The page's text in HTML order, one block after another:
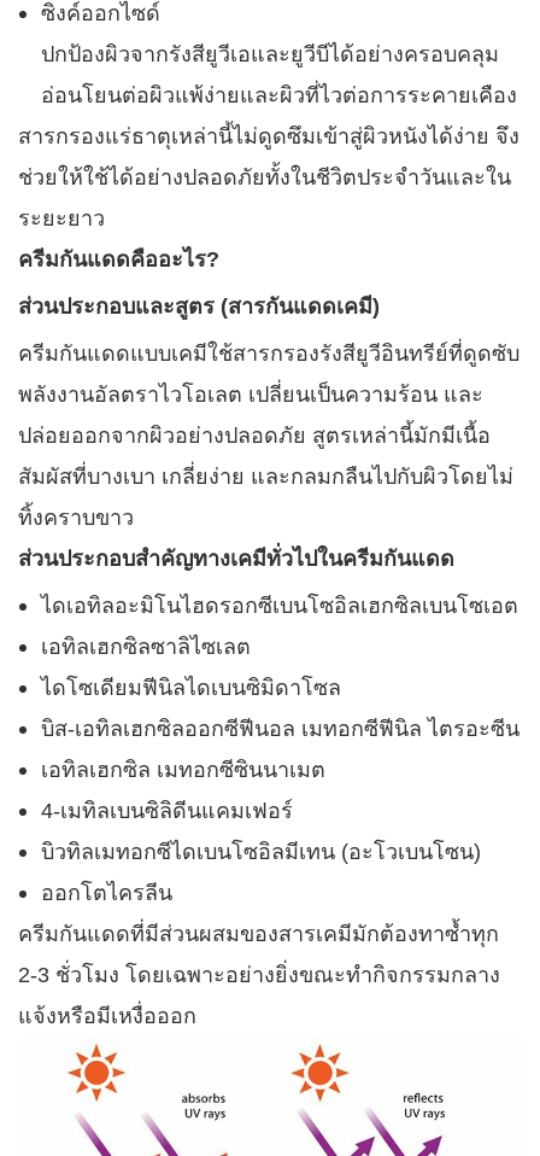
ซิงค์ออกไซด์
ปกป้องผิวจากรังสียูวีเอและยูวีบีได้อย่างครอบคลุม
อ่อนโยนต่อผิวแพ้ง่ายและผิวที่ไวต่อการระคายเคือง
สารกรองแร่ธาตุเหล่านี้ไม่ดูดซึมเข้าสู่ผิวหนังได้ง่าย จึง
ช่วยให้ใช้ได้อย่างปลอดภัยทั้งในชีวิตประจำวันและใน
ระยะยาว
ครีมกันแดดคืออะไร?
ส่วนประกอบและสูตร (สารกันแดดเคมี)
ครีมกันแดดแบบเคมีใช้สารกรองรังสียูวีอินทรีย์ที่ดูดซับ
พลังงานอัลตราไวโอเลต เปลี่ยนเป็นความร้อน และ
ปล่อยออกจากผิวอย่างปลอดภัย สูตรเหล่านี้มักมีเนื้อ
สัมผัสที่บางเบา เกลี่ยง่าย และกลมกลืนไปกับผิวโดยไม่
ทิ้งคราบขาว
ส่วนประกอบสำคัญทางเคมีทั่วไปในครีมกันแดด
ไดเอทิลอะมิโนไฮดรอกซีเบนโซอิลเฮกซิลเบนโซเอต
เอทิลเฮกซิลซาลิไซเลต
ไดโซเดียมฟีนิลไดเบนซิมิดาโซล
บิส-เอทิลเฮกซิลออกซีฟีนอล เมทอกซีฟีนิล ไตรอะซีน
เอทิลเฮกซิล เมทอกซีซินนาเมต
4-เมทิลเบนซิลิดีนแคมเฟอร์
บิวทิลเมทอกซีไดเบนโซอิลมีเทน (อะโวเบนโซน)
ออกโตไครลีน
ครีมกันแดดที่มีส่วนผสมของสารเคมีมักต้องทาซ้ำทุก
2-3 ชั่วโมง โดยเฉพาะอย่างยิ่งขณะทำกิจกรรมกลาง
แจ้งหรือมีเหงื่อออก